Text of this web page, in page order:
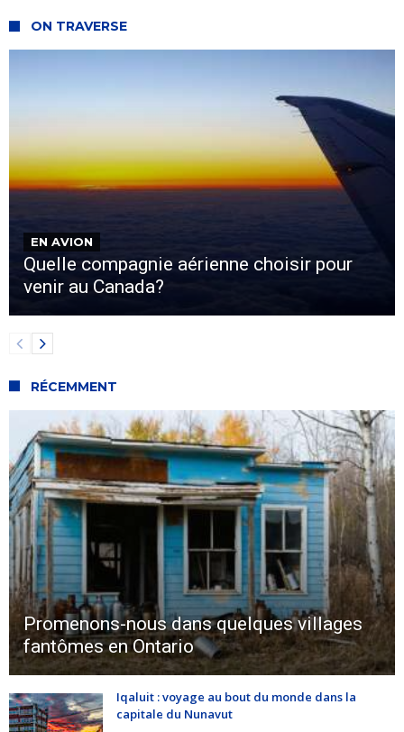
ON TRAVERSE
EN AVION
Quelle compagnie aérienne choisir pour
venir au Canada?
RÉCEMMENT
Promenons-nous dans quelques villages
fantômes en Ontario
Iqaluit : voyage au bout du monde dans la
capitale du Nunavut